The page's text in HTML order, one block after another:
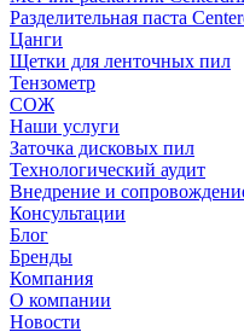
Разделительная паста
Цанги
Щетки для ленточных пил
Тензометр
СОЖ
Наши услуги
Заточка дисковых пил
Технологический аудит
Внедрение и
Консультации
Блог
Бренды
Компания
О компании
Новости